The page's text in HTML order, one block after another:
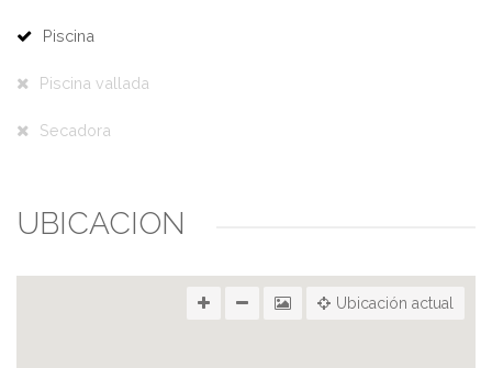
Piscina
Piscina vallada
Secadora
UBICACIÓN
Ubicación actual